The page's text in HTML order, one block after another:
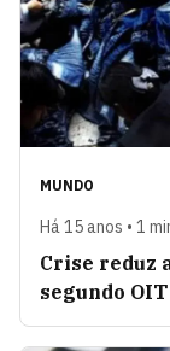
MUNDO
Há 15 anos • 1
Crise reduz
segundo OIT